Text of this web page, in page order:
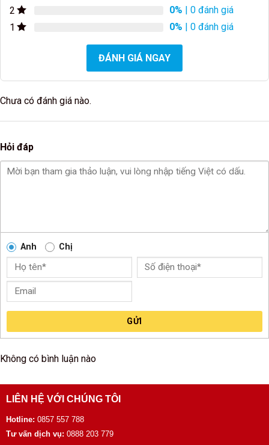
2
0% | 0 đánh giá
1
0% | 0 đánh giá
ĐÁNH GIÁ NGAY
Chưa có đánh giá nào.
Hỏi đáp
Anh Chị
GỬI
Không có bình luận nào
LIÊN HỆ VỚI CHÚNG TÔI
Hotline: 0857 557 788
Tư vấn dịch vụ: 0888 203 779